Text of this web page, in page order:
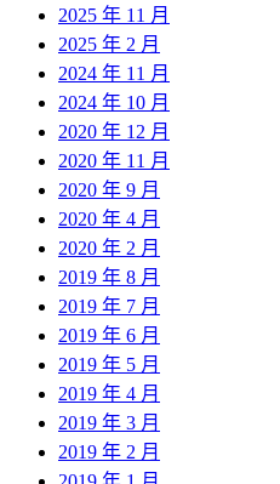
2025 年 11 月
2025 年 2 月
2024 年 11 月
2024 年 10 月
2020 年 12 月
2020 年 11 月
2020 年 9 月
2020 年 4 月
2020 年 2 月
2019 年 8 月
2019 年 7 月
2019 年 6 月
2019 年 5 月
2019 年 4 月
2019 年 3 月
2019 年 2 月